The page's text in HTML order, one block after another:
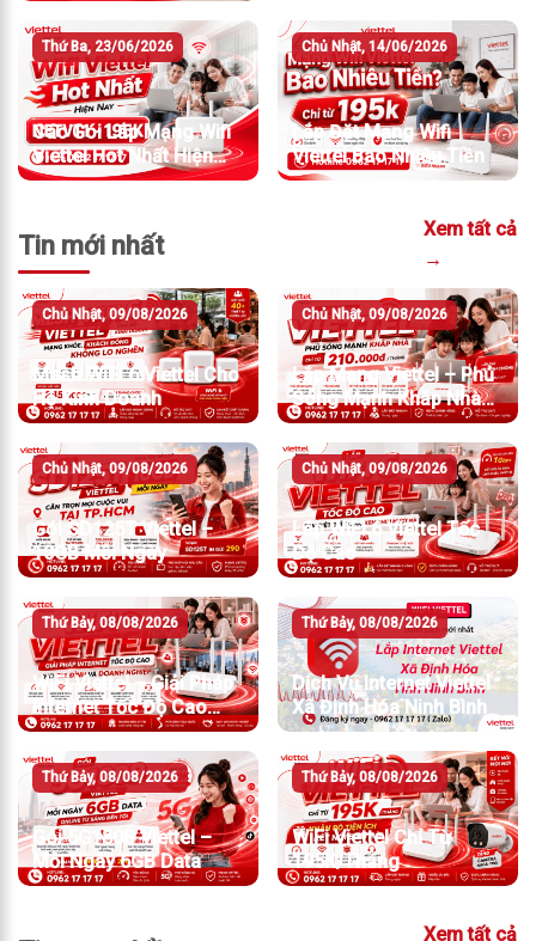
Thứ Ba, 23/06/2026
Các Gói Lắp Mạng Wifi
Viettel Hot Nhất Hiện
Nay
Chủ Nhật, 14/06/2026
Lắp Đặt Mạng Wifi
Viettel Bao Nhiêu Tiền
Tin mới nhất
Xem tất cả
→
Chủ Nhật, 09/08/2026
Mesh WiFi 6 Viettel Cho
Hộ Kinh Doanh
Chủ Nhật, 09/08/2026
Lắp Mạng Viettel – Phủ
Sóng Mạnh Khắp Nhà
Chỉ Từ 210.000đ/Tháng
Chủ Nhật, 09/08/2026
Gói SD125T Viettel –
10GB Mỗi Ngày
Chủ Nhật, 09/08/2026
Lắp WiFi 6 Viettel Tốc
Độ Cao
Thứ Bảy, 08/08/2026
WiFi Viettel – Giải Pháp
Internet Tốc Độ Cao
Cho Gia Đình Và Doanh
Nghiệp
Thứ Bảy, 08/08/2026
Dịch Vụ Internet Viettel
Xã Định Hóa Ninh Bình
Thứ Bảy, 08/08/2026
Gói 5G180B Viettel –
Mỗi Ngày 6GB Data
Thứ Bảy, 08/08/2026
WiFi Viettel Chỉ Từ
195K/Tháng
Xem tất cả